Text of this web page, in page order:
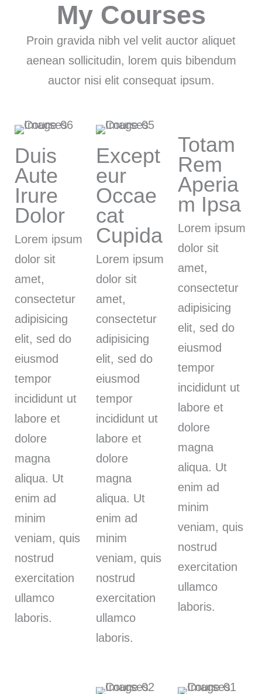
My Courses
Proin gravida nibh vel velit auctor aliquet
aenean sollicitudin, lorem quis bibendum
auctor nisi elit consequat ipsum.
Duis
Aute
Irure
Dolor
Lorem ipsum
dolor sit
amet,
consectetur
adipisicing
elit, sed do
eiusmod
tempor
incididunt ut
labore et
dolore
magna
aliqua. Ut
enim ad
minim
veniam, quis
nostrud
exercitation
ullamco
laboris.
Except
eur
Occae
cat
Cupida
Lorem ipsum
dolor sit
amet,
consectetur
adipisicing
elit, sed do
eiusmod
tempor
incididunt ut
labore et
dolore
magna
aliqua. Ut
enim ad
minim
veniam, quis
nostrud
exercitation
ullamco
laboris.
Totam
Rem
Aperia
m Ipsa
Lorem ipsum
dolor sit
amet,
consectetur
adipisicing
elit, sed do
eiusmod
tempor
incididunt ut
labore et
dolore
magna
aliqua. Ut
enim ad
minim
veniam, quis
nostrud
exercitation
ullamco
laboris.